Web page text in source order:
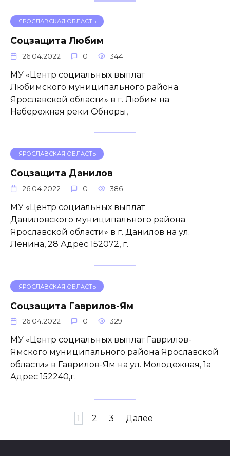
ЯРОСЛАВСКАЯ ОБЛАСТЬ
Соцзащита Любим
26.04.2022 0 344
МУ «Центр социальных выплат
Любимского муниципального района
Ярославской области» в г. Любим на
Набережная реки Обноры,
ЯРОСЛАВСКАЯ ОБЛАСТЬ
Соцзащита Данилов
26.04.2022 0 386
МУ «Центр социальных выплат
Даниловского муниципального района
Ярославской области» в г. Данилов на ул.
Ленина, 28 Адрес 152072, г.
ЯРОСЛАВСКАЯ ОБЛАСТЬ
Соцзащита Гаврилов-Ям
26.04.2022 0 329
МУ «Центр социальных выплат Гаврилов-
Ямского муниципального района Ярославской
области» в Гаврилов-Ям на ул. Молодежная, 1а
Адрес 152240,г.
1 2 3 Далее